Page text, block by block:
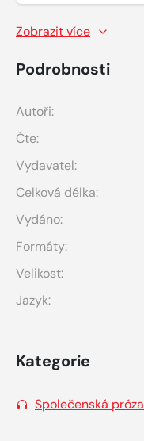
Zobrazit více
Podrobnosti
Autoři:
Čte:
Vydavatel:
Celková délka:
Vydáno:
Formáty:
Velikost:
Jazyk:
Kategorie
Společenská próza